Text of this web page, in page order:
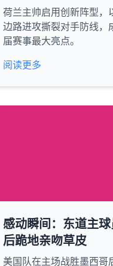
荷兰主帅启用创新阵型，
边路进攻撕裂对手防线，
届赛事最大亮点。
阅读更多
感动瞬间：东道主
后跪地亲吻草皮
美国队在主场战胜墨西哥